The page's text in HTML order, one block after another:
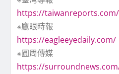
https://taiwanreports.com/
※鷹眼時報
https://eagleeyedaily.com/
※圓周傳媒
https://